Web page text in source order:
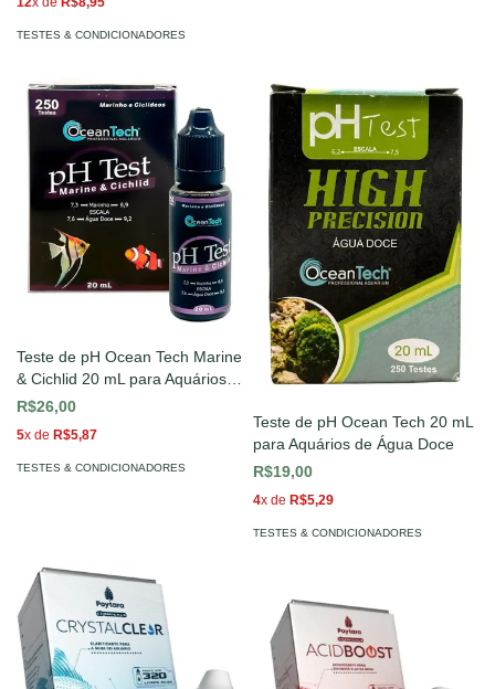
TESTES & CONDICIONADORES
Teste de pH Ocean Tech Marine
& Cichlid 20 mL para Aquários
Marinhos e Ciclídeos
R$26,00
5x de R$5,87
TESTES & CONDICIONADORES
Teste de pH Ocean Tech 20 mL
para Aquários de Água Doce
R$19,00
4x de R$5,29
TESTES & CONDICIONADORES